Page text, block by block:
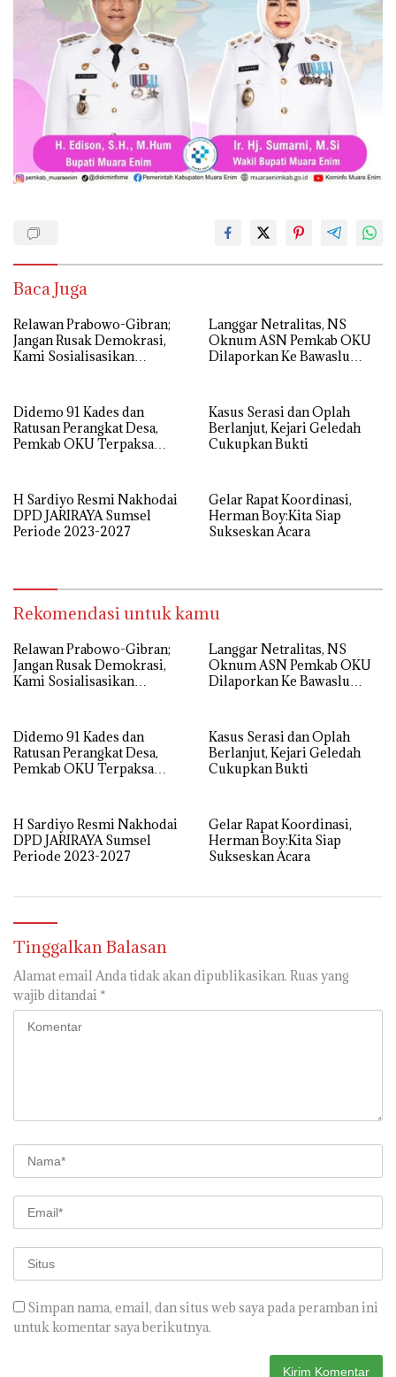
Baca Juga
Relawan Prabowo-Gibran;
Jangan Rusak Demokrasi,
Kami Sosialisasikan
Langgar Netralitas, NS
Oknum ASN Pemkab OKU
Dilaporkan Ke Bawaslu
Didemo 91 Kades dan
Ratusan Perangkat Desa,
Pemkab OKU Terpaksa
Kasus Serasi dan Oplah
Berlanjut, Kejari Geledah
Cukupkan Bukti
H Sardiyo Resmi Nakhodai
DPD JARIRAYA Sumsel
Periode 2023-2027
Gelar Rapat Koordinasi,
Herman Boy:Kita Siap
Sukseskan Acara
Rekomendasi untuk kamu
Relawan Prabowo-Gibran;
Jangan Rusak Demokrasi,
Kami Sosialisasikan
Langgar Netralitas, NS
Oknum ASN Pemkab OKU
Dilaporkan Ke Bawaslu
Didemo 91 Kades dan
Ratusan Perangkat Desa,
Pemkab OKU Terpaksa
Kasus Serasi dan Oplah
Berlanjut, Kejari Geledah
Cukupkan Bukti
H Sardiyo Resmi Nakhodai
DPD JARIRAYA Sumsel
Periode 2023-2027
Gelar Rapat Koordinasi,
Herman Boy:Kita Siap
Sukseskan Acara
Tinggalkan Balasan
Alamat email Anda tidak akan dipublikasikan. Ruas yang
wajib ditandai *
Simpan nama, email, dan situs web saya pada peramban ini
untuk komentar saya berikutnya.